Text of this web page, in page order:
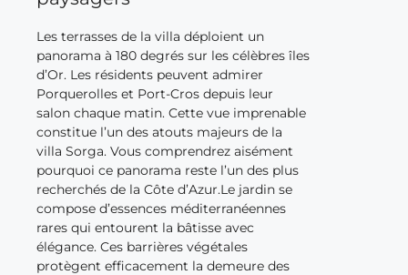
Les terrasses de la villa déploient un
panorama à 180 degrés sur les célèbres îles
d’Or. Les résidents peuvent admirer
Porquerolles et Port-Cros depuis leur
salon chaque matin. Cette vue imprenable
constitue l’un des atouts majeurs de la
villa Sorga. Vous comprendrez aisément
pourquoi ce panorama reste l’un des plus
recherchés de la Côte d’Azur.Le jardin se
compose d’essences méditerranéennes
rares qui entourent la bâtisse avec
élégance. Ces barrières végétales
protègent efficacement la demeure des